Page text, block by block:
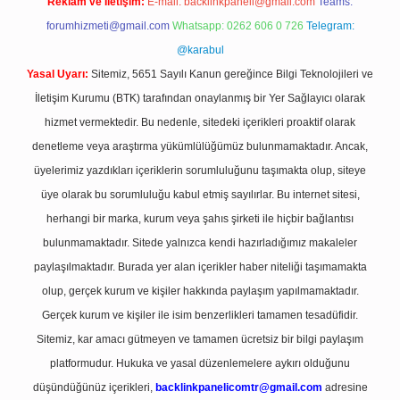
forumhizmeti@gmail.com Whatsapp: 0262 606 0 726 Telegram:
@karabul
Yasal Uyarı: Sitemiz, 5651 Sayılı Kanun gereğince Bilgi Teknolojileri ve
İletişim Kurumu (BTK) tarafından onaylanmış bir Yer Sağlayıcı olarak
hizmet vermektedir. Bu nedenle, sitedeki içerikleri proaktif olarak
denetleme veya araştırma yükümlülüğümüz bulunmamaktadır. Ancak,
üyelerimiz yazdıkları içeriklerin sorumluluğunu taşımakta olup, siteye
üye olarak bu sorumluluğu kabul etmiş sayılırlar. Bu internet sitesi,
herhangi bir marka, kurum veya şahıs şirketi ile hiçbir bağlantısı
bulunmamaktadır. Sitede yalnızca kendi hazırladığımız makaleler
paylaşılmaktadır. Burada yer alan içerikler haber niteliği taşımamakta
olup, gerçek kurum ve kişiler hakkında paylaşım yapılmamaktadır.
Gerçek kurum ve kişiler ile isim benzerlikleri tamamen tesadüfidir.
Sitemiz, kar amacı gütmeyen ve tamamen ücretsiz bir bilgi paylaşım
platformudur. Hukuka ve yasal düzenlemelere aykırı olduğunu
düşündüğünüz içerikleri, backlinkpanelicomtr@gmail.com adresine